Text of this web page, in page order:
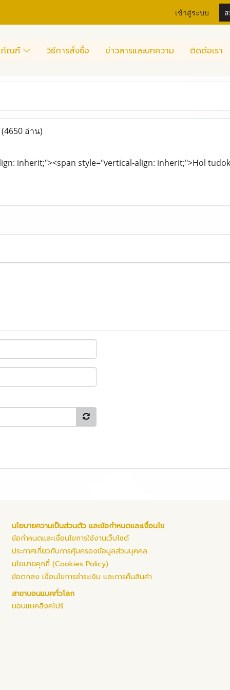
เข้าสู่ระบบ
ภัณฑ์ วิธีการสั่งซื้อ ข่าวสารและบทความ ติดต่อเรา
(4650 อ่าน)
inherit;"><span style="vertical-align: inherit;">Hol
นโยบายความเป็นส่วนตัว และข้อกำหนดและเงื่อนไข
ข้อกำหนดและเงื่อนไขการใช้งานเว็บไซต์
ประกาศเกี่ยวกับการคุ้มครองข้อมูลส่วนบุคคล
นโยบายคุกกี้ (Cookies Policy)
ข้อตกลง เงื่อนไขการชำระเงิน และการคืนสินค้า
สาขาบอนแบคทั่วโลก
บอนแบคสิงคโปร์